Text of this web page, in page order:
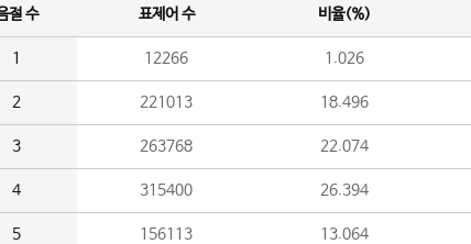
절 수 표제어 수 비율(%)
1 12266 1.026
2 221013 18.496
3 263768 22.074
4 315400 26.394
5 156113 13.064